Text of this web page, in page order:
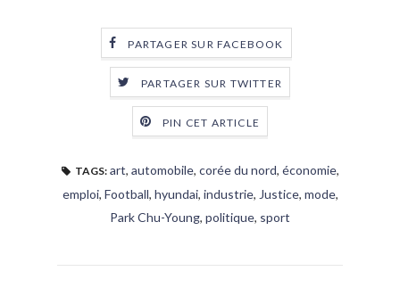
PARTAGER SUR FACEBOOK
PARTAGER SUR TWITTER
PIN CET ARTICLE
TAGS: art, automobile, corée du nord, économie,
emploi, Football, hyundai, industrie, Justice, mode,
Park Chu-Young, politique, sport